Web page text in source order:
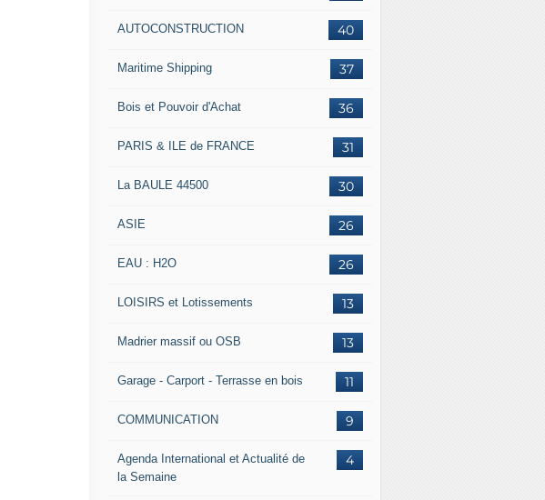
40
AUTOCONSTRUCTION
37
Maritime Shipping
36
Bois et Pouvoir d'Achat
31
PARIS & ILE de FRANCE
30
La BAULE 44500
26
ASIE
26
EAU : H2O
13
LOISIRS et Lotissements
13
Madrier massif ou OSB
11
Garage - Carport - Terrasse en bois
9
COMMUNICATION
4
Agenda International et Actualité de
la Semaine